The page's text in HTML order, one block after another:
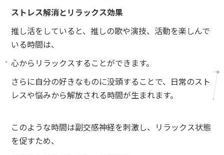
ストレス解消とリラックス効果
推し活をしていると、推しの歌や演技、活動を楽しんで
いる時間は、
心からリラックスすることができます。
さらに自分の好きなものに没頭することで、日常のスト
レスや悩みから解放される時間が生まれます。
このような時間は副交感神経を刺激し、リラックス状態
を促すため、